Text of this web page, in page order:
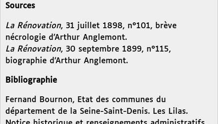
Sources
La Rénovation, 31 juillet 1898, n°101, brève
nécrologie d’Arthur Anglemont.
La Rénovation, 30 septembre 1899, n°115,
biographie d’Arthur Anglemont.
Bibliographie
Fernand Bournon, Etat des communes du
département de la Seine-Saint-Denis. Les Lilas.